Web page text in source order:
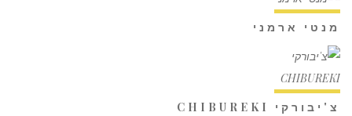
מנטי ארמני
צ'יבורקי CHIBUREKI